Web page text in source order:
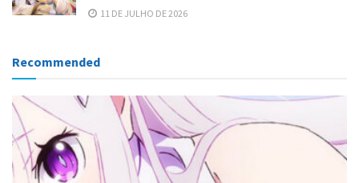
11 DE JULHO DE 2026
Recommended